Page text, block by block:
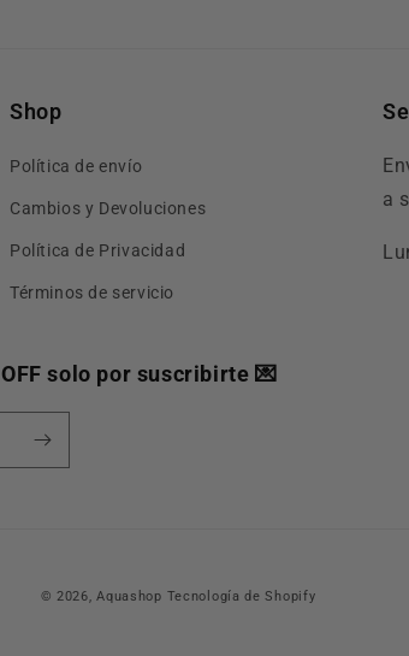
Shop
Política de envío
Cambios y Devoluciones
Política de Privacidad
Términos de servicio
a
OFF solo por suscribirte 💌
© 2026,Aquashop Tecnología de Shopify